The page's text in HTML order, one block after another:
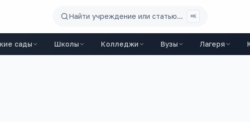
Найти учреждение или статью... ⌘K
сады Школы Колледжи Вузы Лагеря